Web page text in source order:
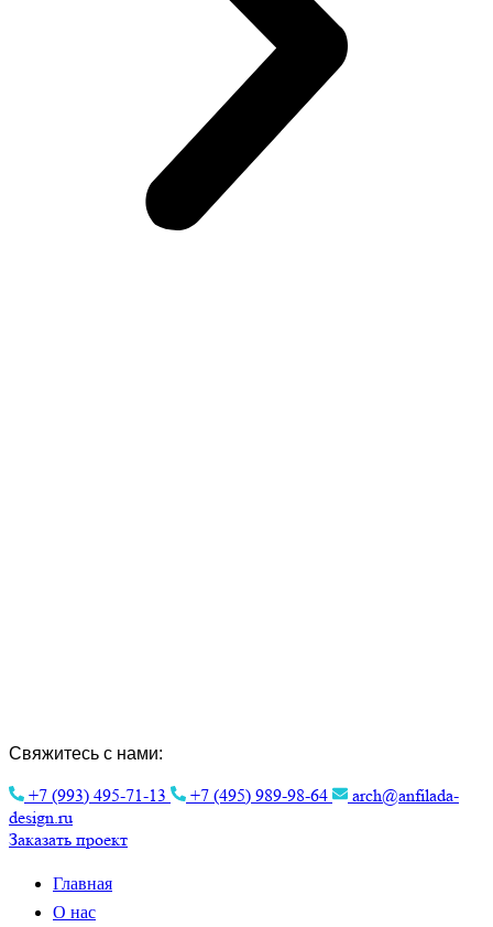
Свяжитесь с нами:
+7 (993) 495-71-13 +7 (495) 989-98-64
arch@anfilada-
design.ru
Заказать проект
Главная
О нас